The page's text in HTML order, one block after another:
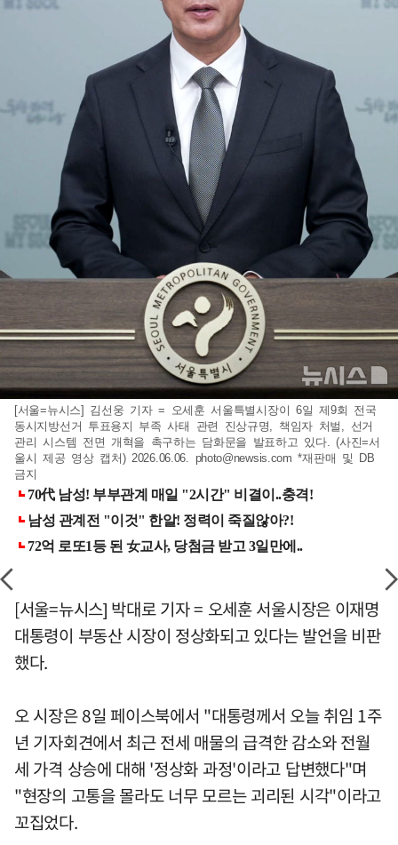
[서울=뉴시스] 김선웅 기자 = 오세훈 서울특별시장이 6일 제9회 전국
동시지방선거 투표용지 부족 사태 관련 진상규명, 책임자 처벌, 선거
관리 시스템 전면 개혁을 촉구하는 담화문을 발표하고 있다. (사진=서
울시 제공 영상 캡처) 2026.06.06. photo@newsis.com *재판매 및 DB
금지
[서울=뉴시스] 박대로 기자 = 오세훈 서울시장은 이재명
대통령이 부동산 시장이 정상화되고 있다는 발언을 비판
했다.
오 시장은 8일 페이스북에서 "대통령께서 오늘 취임 1주
년 기자회견에서 최근 전세 매물의 급격한 감소와 전월
세 가격 상승에 대해 '정상화 과정'이라고 답변했다"며
"현장의 고통을 몰라도 너무 모르는 괴리된 시각"이라고
꼬집었다.